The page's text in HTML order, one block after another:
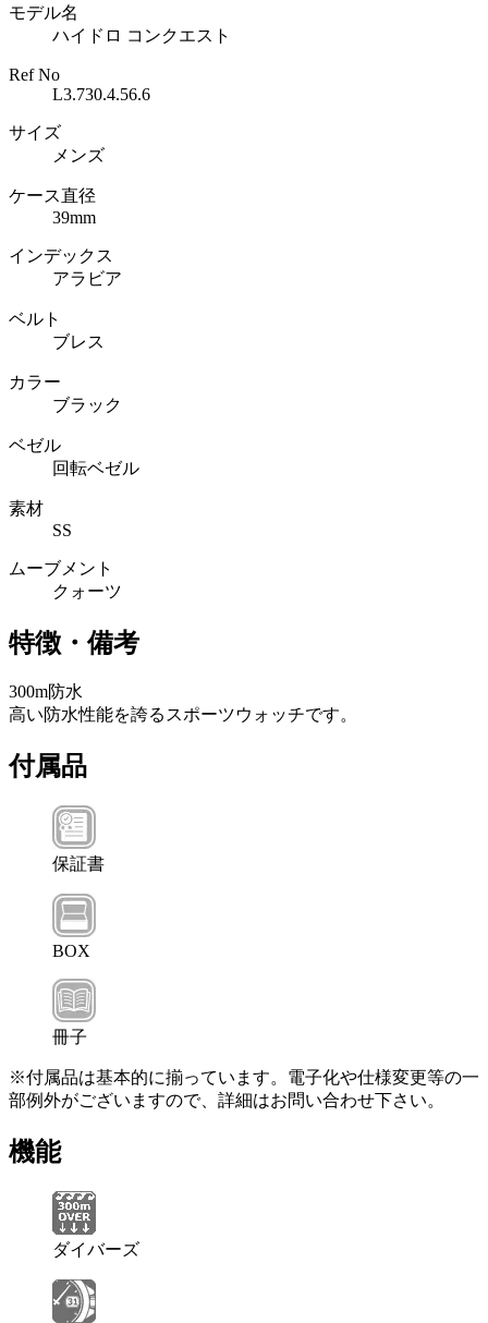
モデル名
ハイドロ コンクエスト
Ref No
L3.730.4.56.6
サイズ
メンズ
ケース直径
39mm
インデックス
アラビア
ベルト
ブレス
カラー
ブラック
ベゼル
回転ベゼル
素材
SS
ムーブメント
クォーツ
特徴・備考
300m防水
高い防水性能を誇るスポーツウォッチです。
付属品
保証書
BOX
冊子
※付属品は基本的に揃っています。電子化や仕様変更等の一
部例外がございますので、詳細はお問い合わせ下さい。
機能
ダイバーズ